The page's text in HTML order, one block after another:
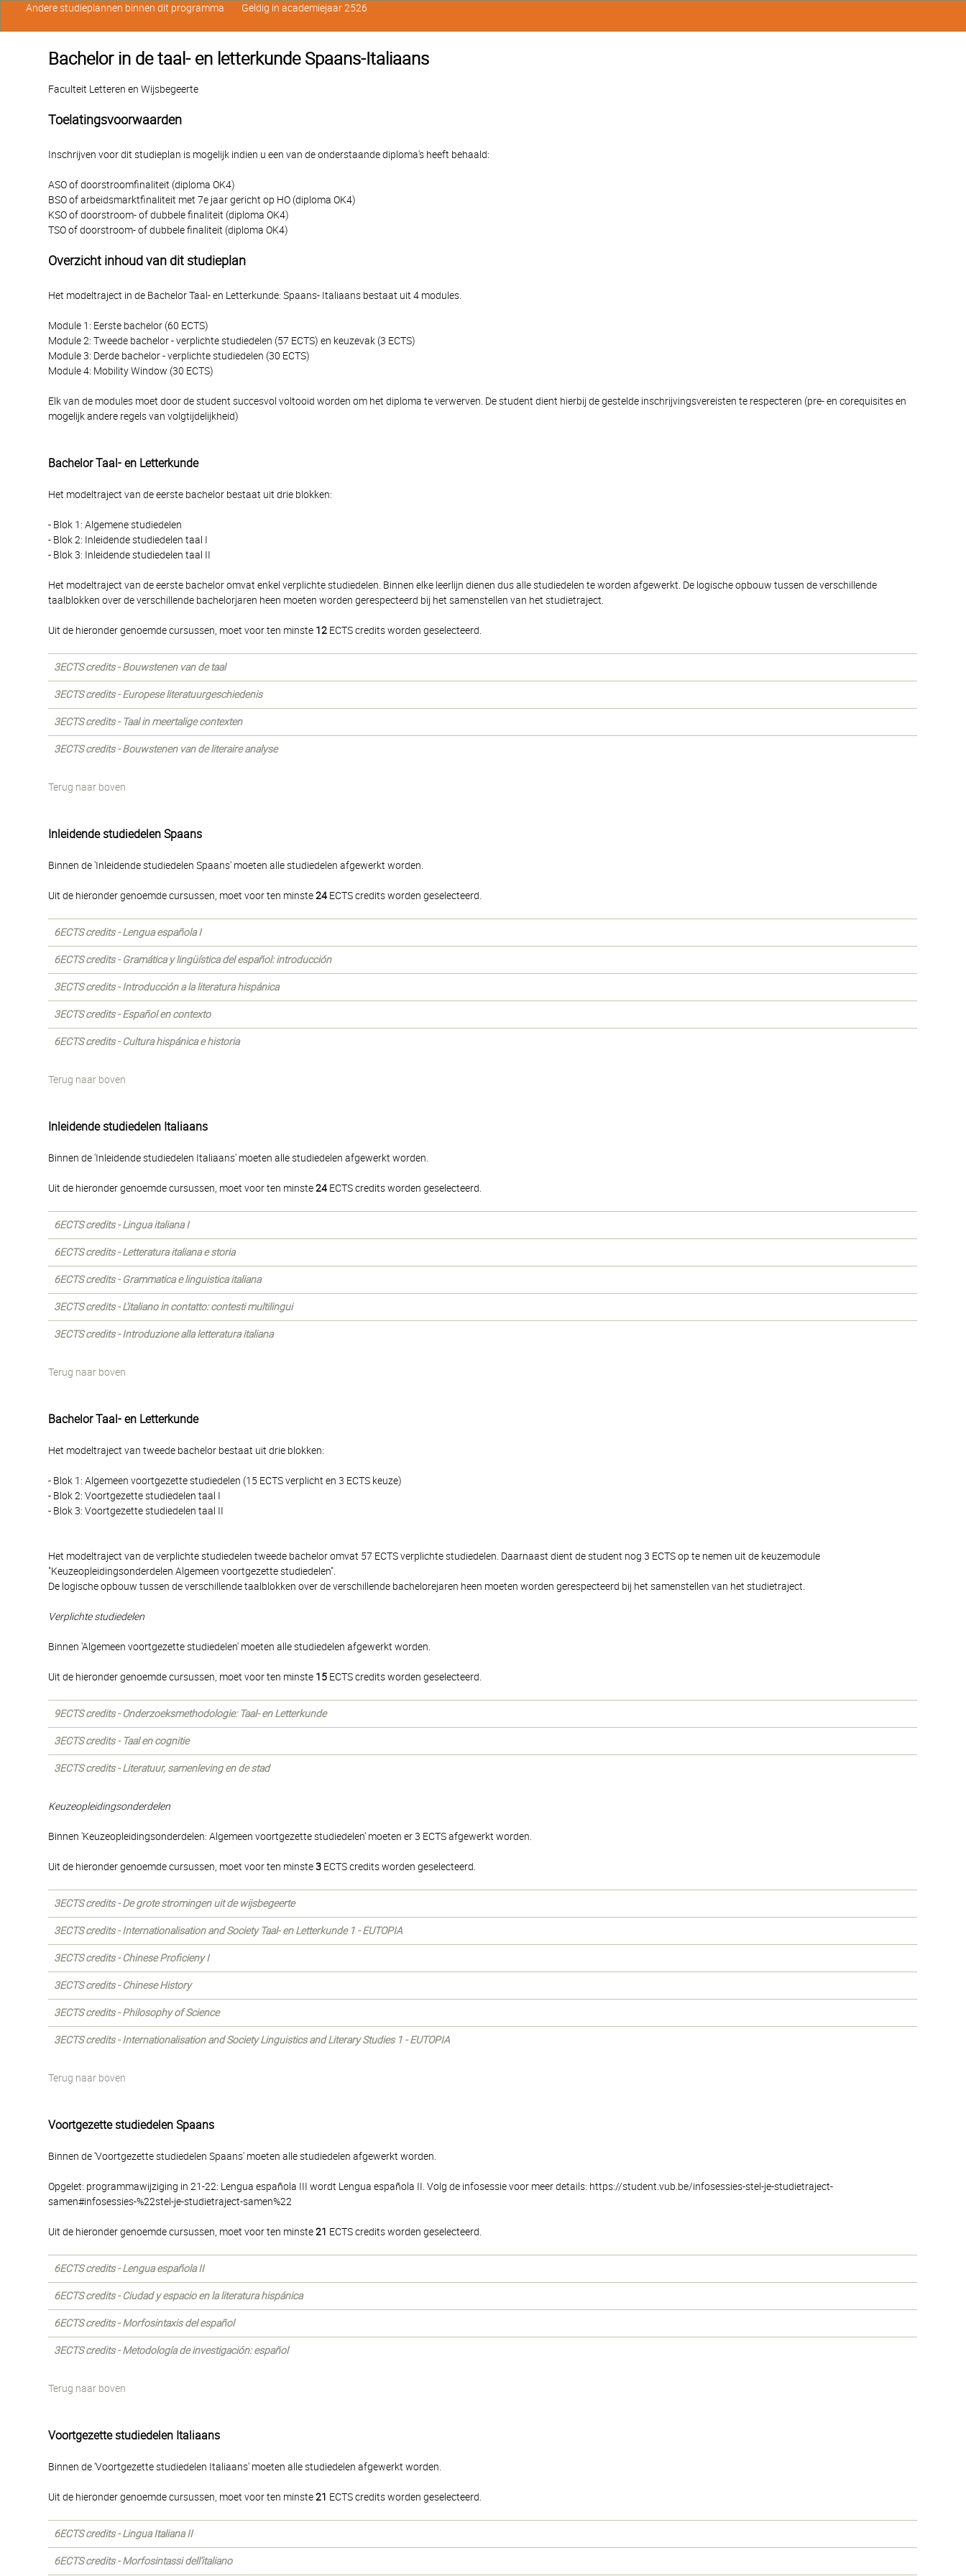
Bachelor in de taal- en letterkunde Spaans-Italiaans
Faculteit Letteren en Wijsbegeerte
Toelatingsvoorwaarden
Inschrijven voor dit studieplan is mogelijk indien u een van de onderstaande diploma's heeft behaald:
ASO of doorstroomfinaliteit (diploma OK4)
BSO of arbeidsmarktfinaliteit met 7e jaar gericht op HO (diploma OK4)
KSO of doorstroom- of dubbele finaliteit (diploma OK4)
TSO of doorstroom- of dubbele finaliteit (diploma OK4)
Overzicht inhoud van dit studieplan
Het modeltraject in de Bachelor Taal- en Letterkunde: Spaans- Italiaans bestaat uit 4 modules.
Module 1: Eerste bachelor (60 ECTS)
Module 2: Tweede bachelor - verplichte studiedelen (57 ECTS) en keuzevak (3 ECTS)
Module 3: Derde bachelor - verplichte studiedelen (30 ECTS)
Module 4: Mobility Window (30 ECTS)
Elk van de modules moet door de student succesvol voltooid worden om het diploma te verwerven. De student dient hierbij de gestelde inschrijvingsvereisten te respecteren (pre- en corequisites en
mogelijk andere regels van volgtijdelijkheid)
Bachelor Taal- en Letterkunde
Het modeltraject van de eerste bachelor bestaat uit drie blokken:
- Blok 1: Algemene studiedelen
- Blok 2: Inleidende studiedelen taal I
- Blok 3: Inleidende studiedelen taal II
Het modeltraject van de eerste bachelor omvat enkel verplichte studiedelen. Binnen elke leerlijn dienen dus alle studiedelen te worden afgewerkt. De logische opbouw tussen de verschillende
taalblokken over de verschillende bachelorjaren heen moeten worden gerespecteerd bij het samenstellen van het studietraject.
Uit de hieronder genoemde cursussen, moet voor ten minste 12 ECTS credits worden geselecteerd.
3ECTS credits - Bouwstenen van de taal
3ECTS credits - Europese literatuurgeschiedenis
3ECTS credits - Taal in meertalige contexten
3ECTS credits - Bouwstenen van de literaire analyse
Terug naar boven
Inleidende studiedelen Spaans
Binnen de 'Inleidende studiedelen Spaans' moeten alle studiedelen afgewerkt worden.
Uit de hieronder genoemde cursussen, moet voor ten minste24 ECTS credits worden geselecteerd.
6ECTS credits - Lengua española I
6ECTS credits - Gramática y lingüística del español: introducción
3ECTS credits - Introducción a la literatura hispánica
3ECTS credits - Español en contexto
6ECTS credits - Cultura hispánica e historia
Terug naar boven
Inleidende studiedelen Italiaans
Binnen de 'Inleidende studiedelen Italiaans' moeten alle studiedelen afgewerkt worden.
Uit de hieronder genoemde cursussen, moet voor ten minste24 ECTS credits worden geselecteerd.
6ECTS credits - Lingua italiana I
6ECTS credits - Letteratura italiana e storia
6ECTS credits - Grammatica e linguistica italiana
3ECTS credits - L'italiano in contatto: contesti multilingui
3ECTS credits - Introduzione alla letteratura italiana
Terug naar boven
Bachelor Taal- en Letterkunde
Het modeltraject van tweede bachelor bestaat uit drie blokken:
- Blok 1: Algemeen voortgezette studiedelen (15 ECTS verplicht en 3 ECTS keuze)
- Blok 2: Voortgezette studiedelen taal I
- Blok 3: Voortgezette studiedelen taal II
Het modeltraject van de verplichte studiedelen tweede bachelor omvat 57 ECTS verplichte studiedelen. Daarnaast dient de student nog 3 ECTS op te nemen uit de keuzemodule
"Keuzeopleidingsonderdelen Algemeen voortgezette studiedelen".
De logische opbouw tussen de verschillende taalblokken over de verschillende bachelorejaren heen moeten worden gerespecteerd bij het samenstellen van het studietraject.
Verplichte studiedelen
Binnen 'Algemeen voortgezette studiedelen' moeten alle studiedelen afgewerkt worden.
Uit de hieronder genoemde cursussen, moet voor ten minste 15 ECTS credits worden geselecteerd.
9ECTS credits - Onderzoeksmethodologie: Taal- en Letterkunde
3ECTS credits - Taal en cognitie
3ECTS credits - Literatuur, samenleving en de stad
Keuzeopleidingsonderdelen
Binnen 'Keuzeopleidingsonderdelen: Algemeen voortgezette studiedelen' moeten er 3 ECTS afgewerkt worden.
Uit de hieronder genoemde cursussen, moet voor ten minste3 ECTS credits worden geselecteerd.
3ECTS credits - De grote stromingen uit de wijsbegeerte
3ECTS credits - Internationalisation and Society Taal- en Letterkunde 1 - EUTOPIA
3ECTS credits - Chinese Proficieny I
3ECTS credits - Chinese History
3ECTS credits - Philosophy of Science
3ECTS credits - Internationalisation and Society Linguistics and Literary Studies 1 - EUTOPIA
Terug naar boven
Voortgezette studiedelen Spaans
Binnen de 'Voortgezette studiedelen Spaans' moeten alle studiedelen afgewerkt worden.
Opgelet: programmawijziging in 21-22: Lengua española III wordt Lengua española II. Volg de infosessie voor meer details: https://student.vub.be/infosessies-stel-je-studietraject-
samen#infosessies-%22stel-je-studietraject-samen%22
Uit de hieronder genoemde cursussen, moet voor ten minste21 ECTS credits worden geselecteerd.
6ECTS credits - Lengua española II
6ECTS credits - Ciudad y espacio en la literatura hispánica
6ECTS credits - Morfosintaxis del español
3ECTS credits - Metodología de investigación: español
Terug naar boven
Voortgezette studiedelen Italiaans
Binnen de 'Voortgezette studiedelen Italiaans' moeten alle studiedelen afgewerkt worden.
Uit de hieronder genoemde cursussen, moet voor ten minste21 ECTS credits worden geselecteerd.
6ECTS credits - Lingua Italiana II
6ECTS credits - Morfosintassi dell’italiano
Andere studieplannen binnen dit programma Geldig in academiejaar 2526